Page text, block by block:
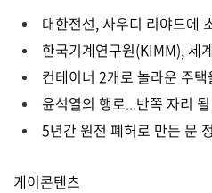
대한전선, 사우디 리야드에
한국기계연구원(KIMM), 세
컨테이너 2개로 놀라운 주
윤석열의 행로...반쪽 자리
5년간 원전 폐허로 만든 문
케이콘텐츠